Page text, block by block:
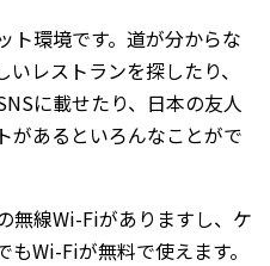
ト環境です。道が分からな
レストランを探したり、
に載せたり、日本の友人
があるといろんなことがで
無線Wi-Fiがありますし、ケ
Wi-Fiが無料で使えます。